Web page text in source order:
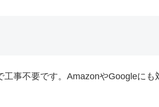
事不要です。AmazonやGoogleに